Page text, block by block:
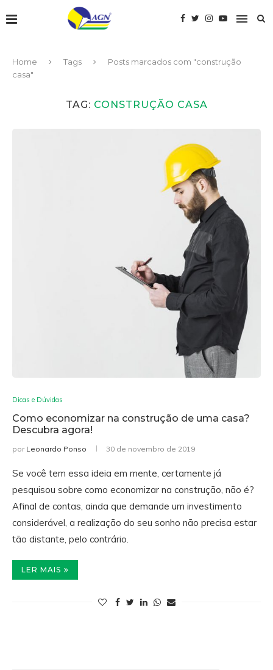
Home Tags
Posts marcados com "construção
casa"
TAG: CONSTRUÇÃO CASA
Dicas e Dúvidas
Como economizar na construção de uma casa?
Descubra agora!
por Leonardo Ponso 30 de novembro de 2019
Se você tem essa ideia em mente, certamente já
pesquisou sobre como economizar na construção, não é?
Afinal de contas, ainda que demande um investimento
considerável, a realização do seu sonho não precisa estar
tão distante, pelo contrário.
LER MAIS